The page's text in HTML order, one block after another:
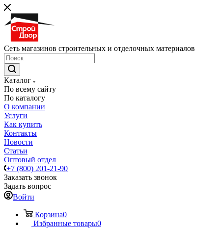
Сеть магазинов строительных и отделочных материалов
Каталог
По всему сайту
По каталогу
О компании
Услуги
Как купить
Контакты
Новости
Статьи
Оптовый отдел
+7 (800) 201-21-90
Заказать звонок
Задать вопрос
Войти
Корзина0
Избранные товары0